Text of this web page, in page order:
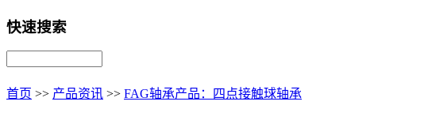
快速搜索
首页 >> 产品资讯 >> FAG轴承产品：四点接触球轴承